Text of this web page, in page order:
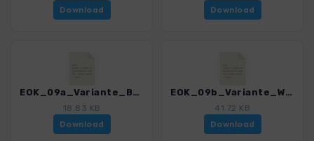
Download
Download
EOK_09a_Variante_Burmiweg_3121_3.gpx
18.83 KB
Download
EOK_09b_Variante_Wiesalpe_3121_3.gpx
41.72 KB
Download